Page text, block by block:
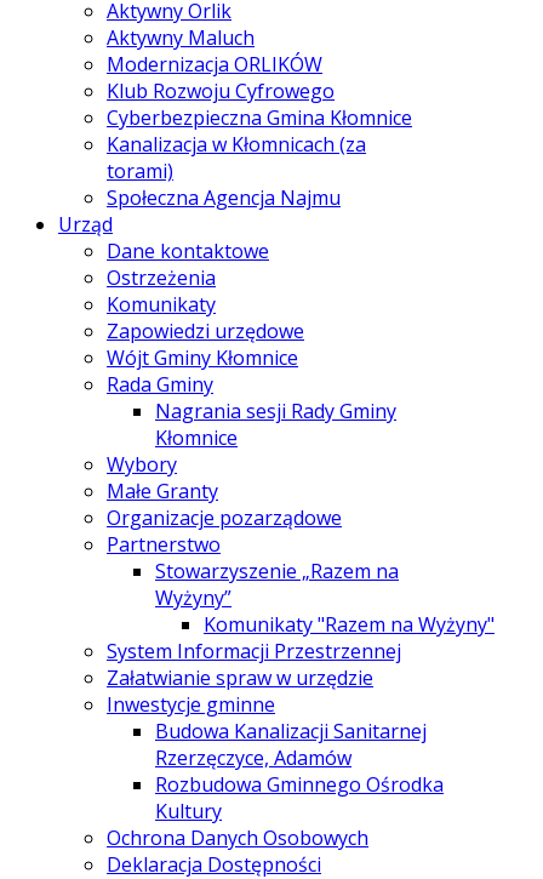
Aktywny Orlik
Aktywny Maluch
Modernizacja ORLIKÓW
Klub Rozwoju Cyfrowego
Cyberbezpieczna Gmina Kłomnice
Kanalizacja w Kłomnicach (za
torami)
Społeczna Agencja Najmu
Urząd
Dane kontaktowe
Ostrzeżenia
Komunikaty
Zapowiedzi urzędowe
Wójt Gminy Kłomnice
Rada Gminy
Nagrania sesji Rady Gminy
Kłomnice
Wybory
Małe Granty
Organizacje pozarządowe
Partnerstwo
Stowarzyszenie „Razem na
Wyżyny”
Komunikaty "Razem na Wyżyny"
System Informacji Przestrzennej
Załatwianie spraw w urzędzie
Inwestycje gminne
Budowa Kanalizacji Sanitarnej
Rzerzęczyce, Adamów
Rozbudowa Gminnego Ośrodka
Kultury
Ochrona Danych Osobowych
Deklaracja Dostępności